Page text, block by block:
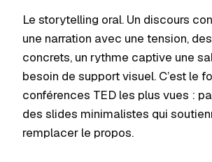
Le storytelling oral. Un discours
une narration avec une tension,
concrets, un rythme captive une
besoin de support visuel. C’est le
conférences TED les plus vues :
des slides minimalistes qui
remplacer le propos.